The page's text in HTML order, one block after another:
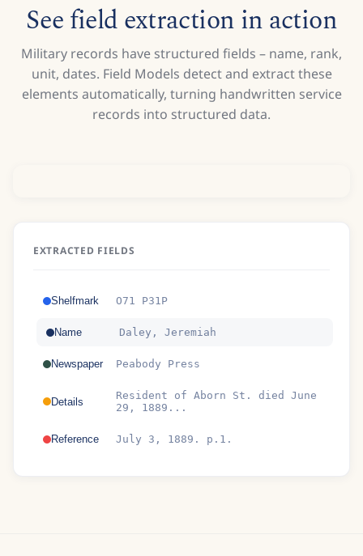
See field extraction in action
Military records have structured fields – name, rank,
unit, dates. Field Models detect and extract these
elements automatically, turning handwritten service
records into structured data.
EXTRACTED FIELDS
Shelfmark O71 P31P
Name Daley, Jeremiah
Newspaper Peabody Press
Details
Resident of Aborn St. died June
29, 1889...
Reference July 3, 1889. p.1.